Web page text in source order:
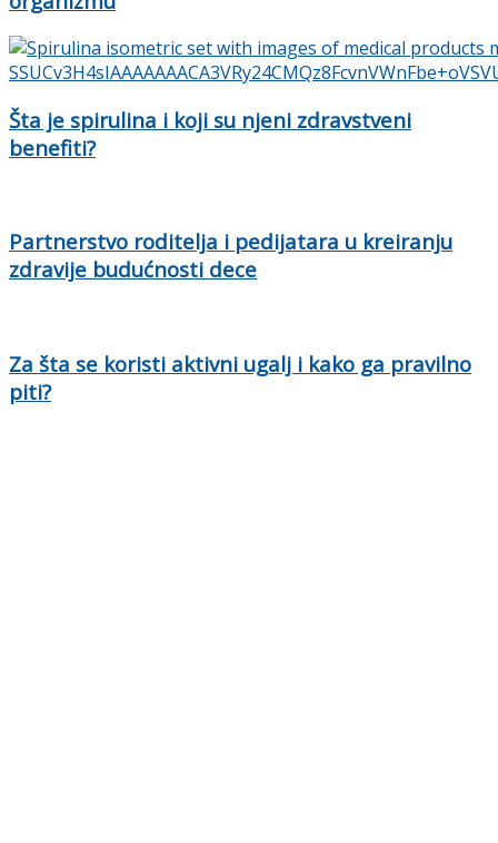
Šta je spirulina i koji su njeni zdravstveni
benefiti?
Partnerstvo roditelja i pedijatara u kreiranju
zdravije budućnosti dece
Za šta se koristi aktivni ugalj i kako ga pravilno
piti?